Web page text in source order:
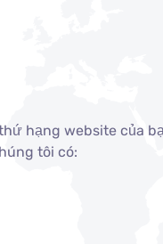
hạng website của
tôi có: